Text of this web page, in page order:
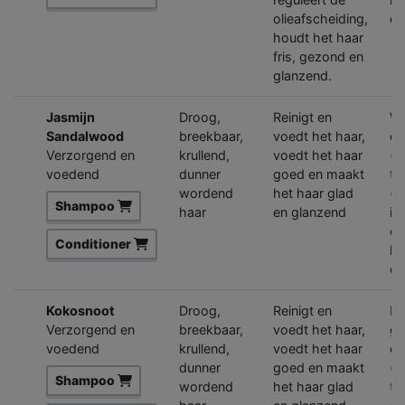
olieafscheiding,
houdt het haar
fris, gezond en
glanzend.
Jasmijn
Sandalwood
Verzorgend en
voedend
Shampoo
Conditioner
Droog,
breekbaar,
krullend,
dunner
wordend
haar
Reinigt en
voedt het haar,
voedt het haar
goed en maakt
het haar glad
en glanzend
Kokosnoot
Verzorgend en
voedend
Shampoo
Droog,
breekbaar,
krullend,
dunner
wordend
Reinigt en
voedt het haar,
voedt het haar
goed en maakt
het haar glad